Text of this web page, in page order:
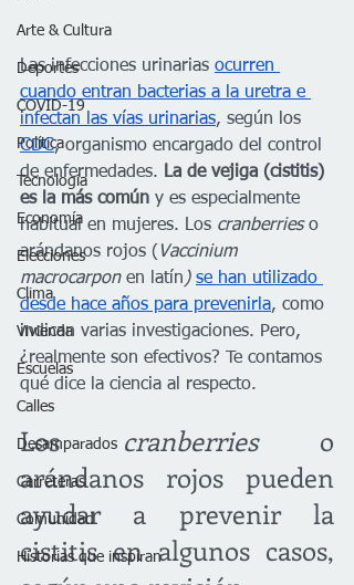
Arte & Cultura
Deportes
COVID-19
Política
Tecnología
Economía
Elecciones
Clima
Vivienda
Escuelas
Calles
Desamparados
Carreteras
Comunidad
Historias que inspiran
Las infecciones urinarias ocurren
cuando entran bacterias a la uretra e
infectan las vías urinarias, según los
CDC, organismo encargado del control
de enfermedades. La de vejiga (cistitis)
es la más común y es especialmente
habitual en mujeres. Los cranberries o
arándanos rojos ( Vaccinium
macrocarpon en latín ) se han utilizado
desde hace años para prevenirla, como
indican varias investigaciones. Pero,
¿realmente son efectivos? Te contamos
qué dice la ciencia al respecto.
Los cranberries o
arándanos rojos pueden
ayudar a prevenir la
cistitis en algunos casos,